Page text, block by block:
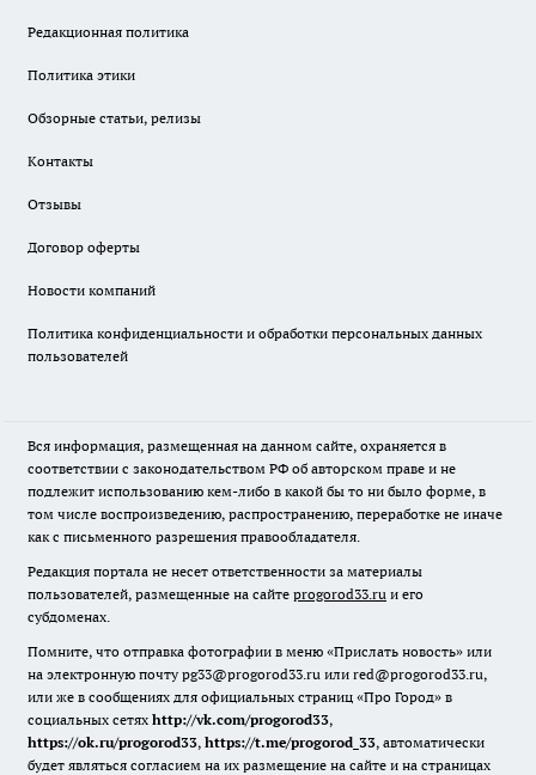
Редакционная политика
Политика этики
Обзорные статьи, релизы
Контакты
Отзывы
Договор оферты
Новости компаний
Политика конфиденциальности и обработки персональных данных
пользователей
Вся информация, размещенная на данном сайте, охраняется в
соответствии с законодательством РФ об авторском праве и не
подлежит использованию кем-либо в какой бы то ни было форме, в
том числе воспроизведению, распространению, переработке не иначе
как с письменного разрешения правообладателя.
Редакция портала не несет ответственности за материалы
пользователей, размещенные на сайте progorod33.ru и его
субдоменах.
Помните, что отправка фотографии в меню «Прислать новость» или
на электронную почту pg33@progorod33.ru или red@progorod33.ru,
или же в сообщениях для официальных страниц «Про Город» в
социальных сетях http://vk.com/progorod33,
https://ok.ru/progorod33, https://t.me/progorod_33, автоматически
будет являться согласием на их размещение на сайте и на страницах